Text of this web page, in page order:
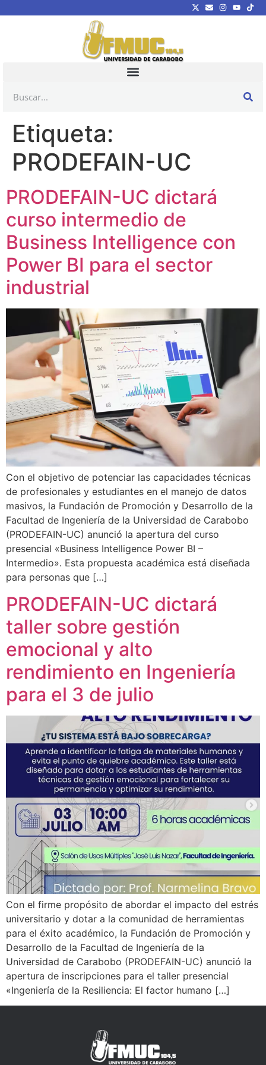
Etiqueta:
PRODEFAIN-UC
PRODEFAIN-UC dictará
curso intermedio de
Business Intelligence con
Power BI para el sector
industrial
Con el objetivo de potenciar las capacidades técnicas
de profesionales y estudiantes en el manejo de datos
masivos, la Fundación de Promoción y Desarrollo de la
Facultad de Ingeniería de la Universidad de Carabobo
(PRODEFAIN-UC) anunció la apertura del curso
presencial «Business Intelligence Power BI –
Intermedio». Esta propuesta académica está diseñada
para personas que […]
PRODEFAIN-UC dictará
taller sobre gestión
emocional y alto
rendimiento en Ingeniería
para el 3 de julio
Con el firme propósito de abordar el impacto del estrés
universitario y dotar a la comunidad de herramientas
para el éxito académico, la Fundación de Promoción y
Desarrollo de la Facultad de Ingeniería de la
Universidad de Carabobo (PRODEFAIN-UC) anunció la
apertura de inscripciones para el taller presencial
«Ingeniería de la Resiliencia: El factor humano […]